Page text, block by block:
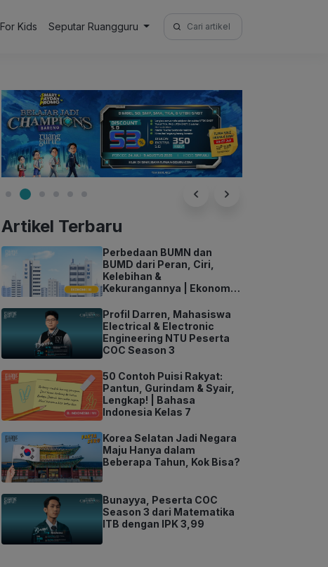
For Kids Seputar Ruangguru
Search
for:
Artikel Terbaru
Perbedaan BUMN dan
BUMD dari Peran, Ciri,
Kelebihan &
Kekurangannya | Ekonomi
Profil Darren, Mahasiswa
Electrical & Electronic
Engineering NTU Peserta
COC Season 3
50 Contoh Puisi Rakyat:
Pantun, Gurindam & Syair,
Lengkap! | Bahasa
Indonesia Kelas 7
Korea Selatan Jadi Negara
Maju Hanya dalam
Beberapa Tahun, Kok Bisa?
Bunayya, Peserta COC
Season 3 dari Matematika
ITB dengan IPK 3,99